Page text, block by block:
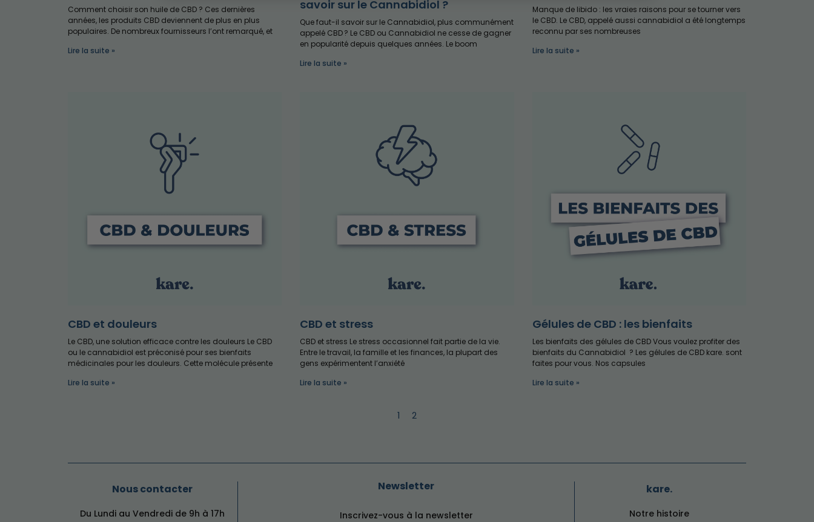
Comment choisir son huile de CBD ? Ces dernières
années, les produits CBD deviennent de plus en plus
populaires. De nombreux fournisseurs l’ont remarqué, et
Lire la suite »
savoir sur le Cannabidiol ?
Que faut-il savoir sur le Cannabidiol, plus communément
appelé CBD ? Le CBD ou Cannabidiol ne cesse de gagner
en popularité depuis quelques années. Le boom
Lire la suite »
Manque de libido : les vraies raisons pour se tourner vers
le CBD. Le CBD, appelé aussi cannabidiol a été longtemps
reconnu par ses nombreuses
Lire la suite »
CBD et douleurs
Le CBD, une solution efficace contre les douleurs Le CBD
ou le cannabidiol est préconisé pour ses bienfaits
médicinales pour les douleurs. Cette molécule présente
Lire la suite »
CBD et stress
CBD et stress Le stress occasionnel fait partie de la vie.
Entre le travail, la famille et les finances, la plupart des
gens expérimentent l’anxiété
Lire la suite »
Gélules de CBD : les bienfaits
Les bienfaits des gélules de CBD Vous voulez profiter des
bienfaits du Cannabidiol ? Les gélules de CBD kare. sont
faites pour vous. Nos capsules
Lire la suite »
1 2
Nous contacter
Du Lundi au Vendredi de 9h à 17h
Newsletter
Inscrivez-vous à la newsletter
kare.
Notre histoire